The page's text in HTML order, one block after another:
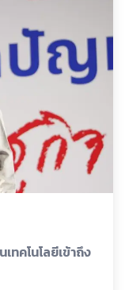
ทคโนโลยีเข้าถึง